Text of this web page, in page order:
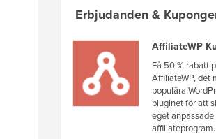
Erbjudanden &
AffiliateWP
Få 50 % rabatt
AffiliateWP, det
populära
pluginet för att
eget anpassade
affiliateprogram.